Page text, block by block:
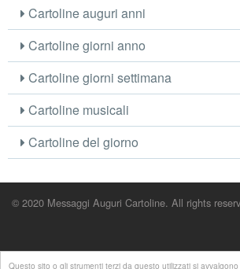
Questo sito o gli strumenti terzi da questo utilizzati si avvalgono
Cartoline auguri anni
Cartoline giorni anno
Cartoline giorni settimana
Cartoline musicali
Cartoline del giorno
© 2020 Messaggi Auguri Cartoline. All rights